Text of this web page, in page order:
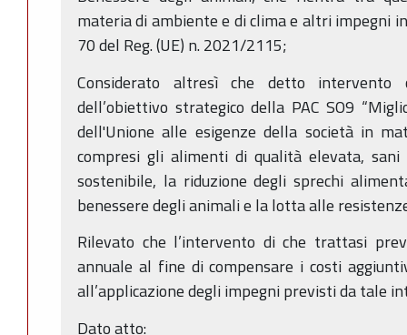
materia di ambiente e di clima e altri impegni
70 del Reg. (UE) n. 2021/2115;
Considerato altresì che detto intervento
dell’obiettivo strategico della PAC SO9
dell'Unione alle esigenze della società in
compresi gli alimenti di qualità elevata,
sostenibile, la riduzione degli sprechi
benessere degli animali e la lotta alle
Rilevato che l’intervento di che trattasi
annuale al fine di compensare i costi
all’applicazione degli impegni previsti da tale
Dato atto: